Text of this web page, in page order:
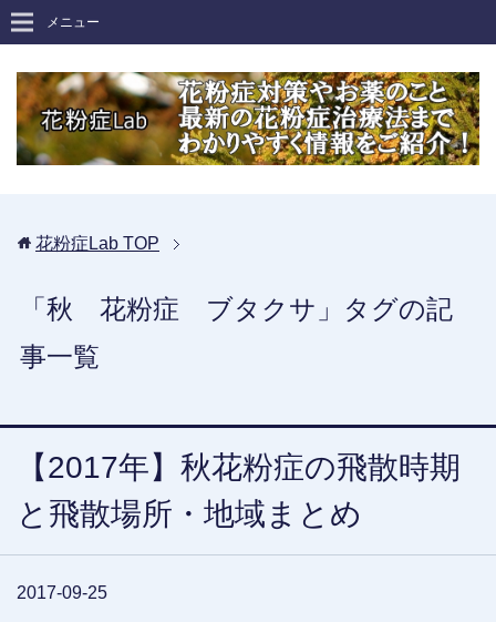
メニュー
花粉症Lab TOP
「秋 花粉症 ブタクサ」タグの記
事一覧
【2017年】秋花粉症の飛散時期
と飛散場所・地域まとめ
2017-09-25